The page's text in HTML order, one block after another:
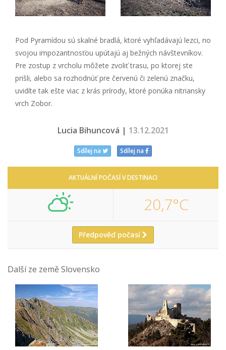
Pod Pyramídou sú skalné bradlá, ktoré vyhľadávajú lezci, no
svojou impozantnosťou upútajú aj bežných návštevníkov.
Pre zostup z vrcholu môžete zvoliť trasu, po ktorej ste
prišli, alebo sa rozhodnúť pre červenú či zelenú značku,
uvidíte tak ešte viac z krás prírody, ktoré ponúka nitriansky
vrch Zobor.
Lucia Bihuncová | 13.12.2021
Sdílej na Sdílej na
AKTUÁLNÍ POČASÍ V DESTINACI
20,7°C
Předpověď počasí
Další ze země Slovensko